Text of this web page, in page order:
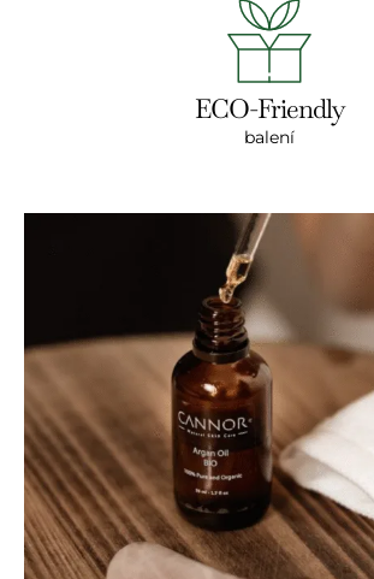
ECO-Friendly
balení